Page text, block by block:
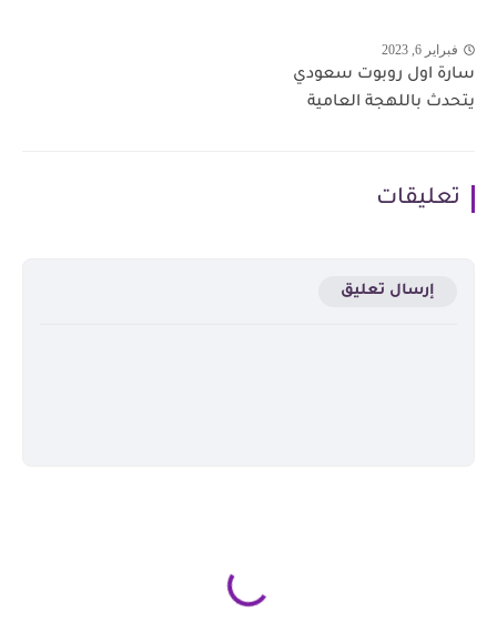
فبراير 6, 2023
سارة اول روبوت سعودي
يتحدث باللهجة العامية
تعليقات
إرسال تعليق